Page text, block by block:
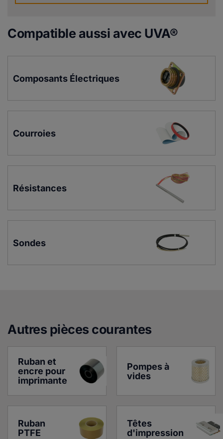
Compatible aussi avec UVA®
Composants Électriques
Courroies
Résistances
Sondes
Autres pièces courantes
Ruban et
encre pour
imprimante
Pompes à
vides
Ruban
PTFE
Têtes
d'impression